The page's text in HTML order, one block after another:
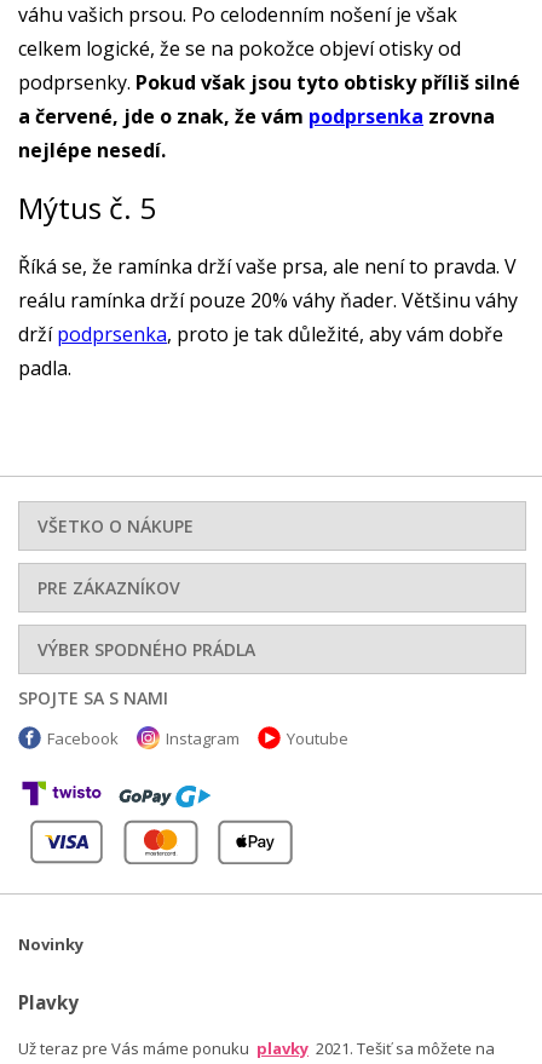
váhu vašich prsou. Po celodenním nošení je však
celkem logické, že se na pokožce objeví otisky od
podprsenky. Pokud však jsou tyto obtisky příliš silné
a červené, jde o znak, že vám podprsenka zrovna
nejlépe nesedí.
Mýtus č. 5
Říká se, že ramínka drží vaše prsa, ale není to pravda. V
reálu ramínka drží pouze 20% váhy ňader. Většinu váhy
držípodprsenka, proto je tak důležité, aby vám dobře
padla.
VŠETKO O NÁKUPE
PRE ZÁKAZNÍKOV
VÝBER SPODNÉHO PRÁDLA
SPOJTE SA S NAMI
Facebook Instagram Youtube
Novinky
Plavky
Už teraz pre Vás máme ponuku plavky 2021. Tešiť sa môžete na